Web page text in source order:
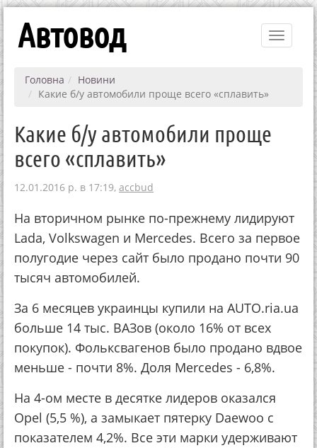
Toggle
Автовод
Головна
Новини
Какие б/у автомобили проще всего «сплавить»
Какие б/у автомобили проще
всего «сплавить»
12.01.2016 р. в 17:19, accbud
На вторичном рынке по-прежнему лидируют
Lada, Volkswagen и Mercedes. Всего за первое
полугодие через сайт было продано почти 90
тысяч автомобилей.
За 6 месяцев украинцы купили на AUTO.ria.ua
больше 14 тыс. ВАЗов (около 16% от всех
покупок). Фольксвагенов было продано вдвое
меньше - почти 8%. Доля Mercedes - 6,8%.
На 4-ом месте в десятке лидеров оказался
Opel (5,5 %), а замыкает пятерку Daewoo с
показателем 4,2%. Все эти марки удерживают